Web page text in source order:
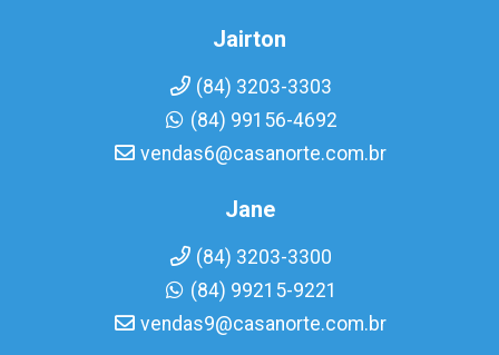
Jairton
(84) 3203-3303
(84) 99156-4692
vendas6@casanorte.com.br
Jane
(84) 3203-3300
(84) 99215-9221
vendas9@casanorte.com.br